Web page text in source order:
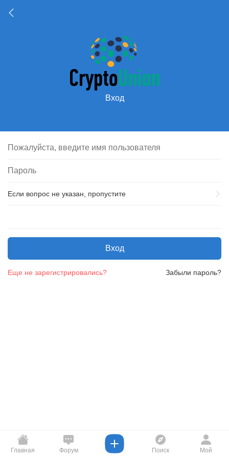
Вход
Если вопрос не указан, пропустите
Вход
Забыли пароль?
Еще не зарегистрировались?
Главная Форум Поиск Мой